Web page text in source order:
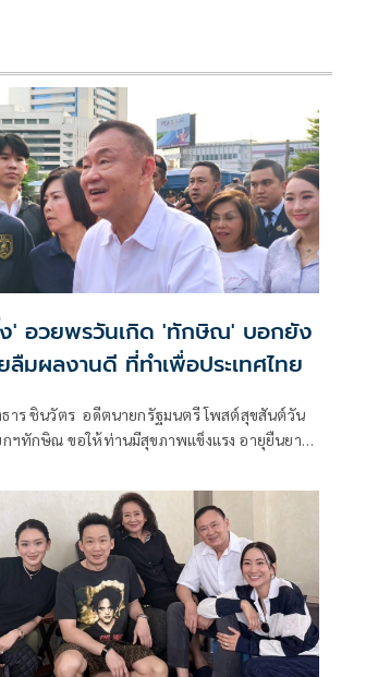
' อวยพรวันเกิด 'ทักษิณ' บอกยัง
ลืมผลงานดี ที่ทำเพื่อประเทศไทย
าร ชินวัตร อดีตนายกรัฐมนตรี โพสต์สุขสันต์วัน
กฯทักษิณ ขอให้ท่านมีสุขภาพแข็งแรง อายุยืนยาว